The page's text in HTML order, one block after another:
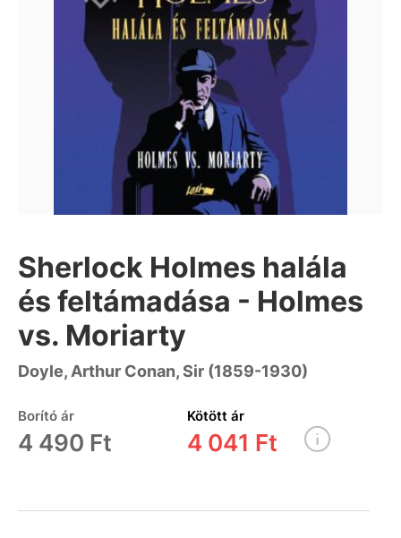
Sherlock Holmes halála
és feltámadása - Holmes
vs. Moriarty
Doyle, Arthur Conan, Sir (1859-1930)
Borító ár
4 490 Ft
Kötött ár
4 041 Ft